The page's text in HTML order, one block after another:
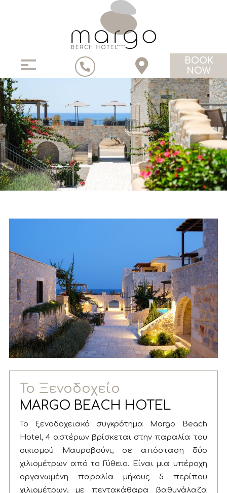
BOOK
NOW
Το Ξενοδοχείο
MARGO BEACH HOTEL
Το ξενοδοχειακό συγκρότημα Margo Beach
Hotel, 4 αστέρων βρίσκεται στην παραλία του
οικισμού Μαυροβούνι, σε απόσταση δύο
χιλιομέτρων από το Γύθειο. Είναι μια υπέροχη
οργανωμένη παραλία μήκους 5 περίπου
χιλιομέτρων, με πεντακάθαρα βαθυγάλαζα